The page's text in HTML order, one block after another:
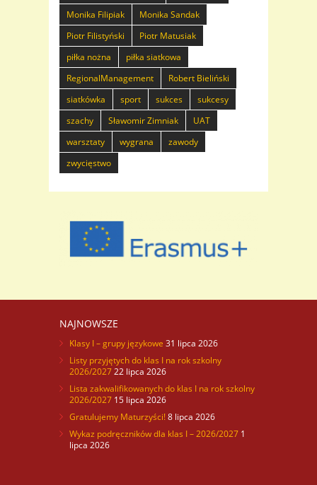
Monika Filipiak
Monika Sandak
Piotr Filistyński
Piotr Matusiak
piłka nożna
piłka siatkowa
RegionalManagement
Robert Bieliński
siatkówka
sport sukces
sukcesy
szachy
Sławomir Zimniak
UAT
warsztaty
wygrana
zawody
zwycięstwo
NAJNOWSZE
Klasy I – grupy językowe 31 lipca 2026
Listy przyjętych do klas I na rok szkolny
2026/202722 lipca 2026
Lista zakwalifikowanych do klas I na rok szkolny
2026/2027 15 lipca 2026
Gratulujemy Maturzyści!8 lipca 2026
Wykaz podręczników dla klas I – 2026/2027 1
lipca 2026